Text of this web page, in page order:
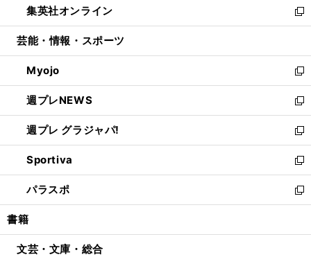
く
で
開
ド
ウ
開
く
ィ
ン
ウ
で
開
く
い
ウ
ン
ド
ウ
で
開
く
集英社オンライン
新
し
ウ
ィ
ン
ド
ウ
で
開
く
芸能・情報・スポーツ
Myojo
新
し
い
ウ
ィ
ン
ド
ウ
で
開
週プレNEWS
新
し
い
ウ
ィ
ン
ド
ウ
開
週プレ グラジャパ!
新
し
い
ウ
ィ
ン
ウ
Sportiva
新
し
い
ウ
ン
パラスポ
新
し
ウ
書籍
文芸・文庫・総合